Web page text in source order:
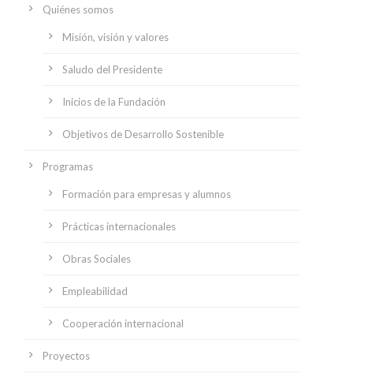
Quiénes somos
Misión, visión y valores
Saludo del Presidente
Inicios de la Fundación
Objetivos de Desarrollo Sostenible
Programas
Formación para empresas y alumnos
Prácticas internacionales
Obras Sociales
Empleabilidad
Cooperación internacional
Proyectos